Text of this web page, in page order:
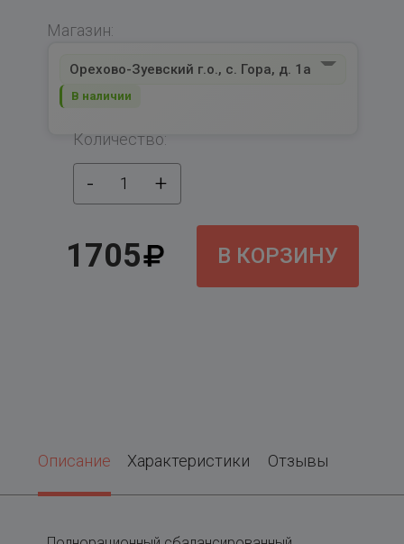
Магазин:
Орехово-Зуевский г.о., с. Гора, д. 1а
В наличии
Количество:
- 1 +
1705 В КОРЗИНУ
Описание Характеристики Отзывы